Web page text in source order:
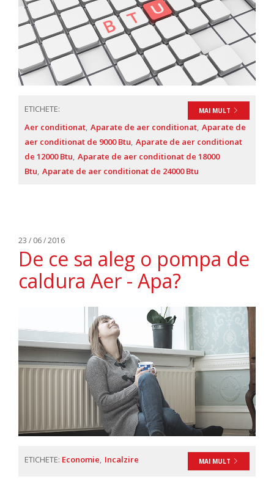
MAI MULT
ETICHETE:
Aer conditionat Aparate de aer conditionat Aparate de
aer conditionat de 9000 Btu Aparate de aer conditionat
de 12000 Btu Aparate de aer conditionat de 18000
Btu Aparate de aer conditionat de 24000 Btu
23 / 06 / 2016
De ce sa aleg o pompa de
caldura Aer - Apa?
MAI MULT
ETICHETE: Economie Incalzire